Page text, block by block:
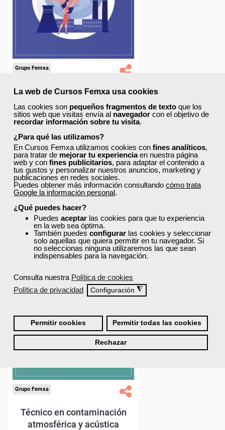
La web de Cursos Femxa usa cookies
Las cookies son pequeños fragmentos de texto que los
sitios web que visitas envía al navegador con el objetivo de
recordar información sobre tu visita.
¿Para qué las utilizamos?
En Cursos Femxa utilizamos cookies con fines analíticos,
para tratar de mejorar tu experienciaen nuestra página
web y con fines publicitarios, para adaptar el contenido a
tus gustos y personalizar nuestros anuncios, marketing y
publicaciones en redes sociales.
Puedes obtener más información consultando cómo trata
Google la información personal.
¿Qué puedes hacer?
Puedes aceptar las cookies para que tu experiencia
en la web sea óptima.
También puedes configurar las cookies y seleccionar
solo aquellas que quiera permitir en tu navegador. Si
no seleccionas ninguna utilizaremos las que sean
indispensables para la navegación.
Consulta nuestra Política de cookies
Política de privacidad
Configuración ◮
Permitir cookies Permitir todas las cookies
Rechazar
Diploma.
Compra segura
Grupo Femxa
Riesgos ambientales en el
sector de la recuperación
225,00 €
135,00 €
Comprar
0
Descuentos especiales
Sin requisitos de acceso
Diploma.
40% DTO.
Grupo Femxa
Técnico en contaminación
atmosférica y acústica